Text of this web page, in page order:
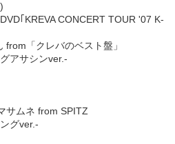
｢KREVA CONCERT TOUR '07 K-
「クレバのベスト盤」
アサシンver.-
サムネ from SPITZ
グver.-